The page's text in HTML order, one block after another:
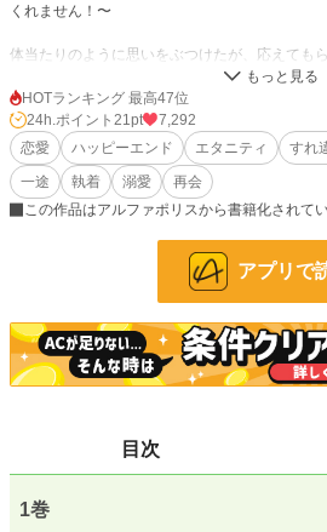
くれません！〜
体当たりのように思いをぶつけたが、応えても
れられないまま過ごす凪沙は、新たな恋を前に
年ぶりに現れた幼馴染は揺れる凪沙に言ってくる
「そんなに愛されたいなら俺が愛してやるよ」
忘れられない幼馴染との再会からの執着愛！愛
に、今さら好きって言わないで！
▷第18回恋愛小説大賞・エタニティ賞を受賞さ
小説 26,622 位 / 228,899 件
恋愛 11,553 位 / 66,387 件
HOTランキング 最高47位
24h.ポイント 21pt
7,292
恋愛
ハッピーエンド エタニティ すれ
一途
執着 溺愛
再会
この作品はアルファポリスから書籍化されて
アプリで
目次
1巻